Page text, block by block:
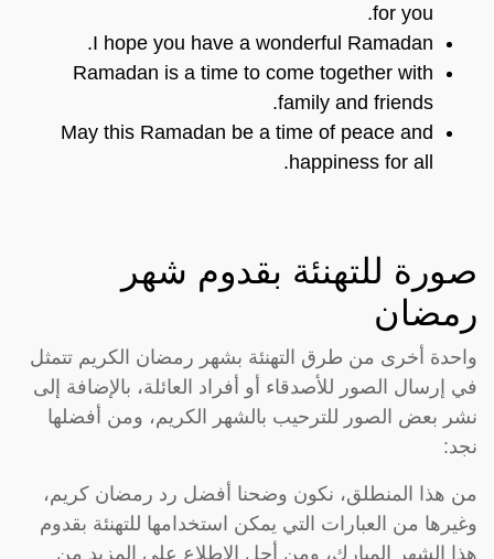
for you.
I hope you have a wonderful Ramadan.
Ramadan is a time to come together with
family and friends.
May this Ramadan be a time of peace and
happiness for all.
صورة للتهنئة بقدوم شهر
رمضان
واحدة أخرى من طرق التهنئة بشهر رمضان الكريم تتمثل
في إرسال الصور للأصدقاء أو أفراد العائلة، بالإضافة إلى
نشر بعض الصور للترحيب بالشهر الكريم، ومن أفضلها
نجد:
من هذا المنطلق، نكون وضحنا أفضل رد رمضان كريم،
وغيرها من العبارات التي يمكن استخدامها للتهنئة بقدوم
هذا الشهر المبارك، ومن أجل الاطلاع على المزيد من